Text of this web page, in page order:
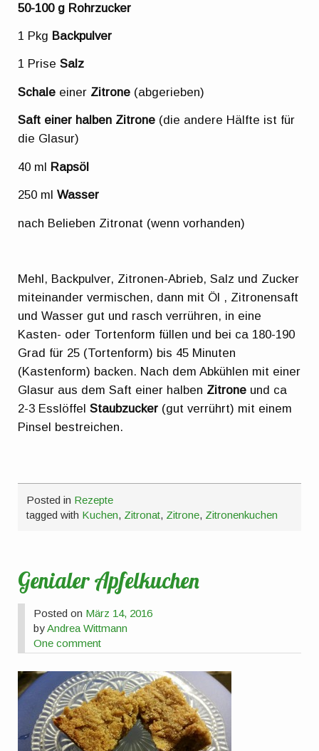
50-100 g Rohrzucker
1 Pkg Backpulver
1 PriseSalz
Schale einer Zitrone (abgerieben)
Saft einer halben Zitrone (die andere Hälfte ist für
die Glasur)
40 ml Rapsöl
250 mlWasser
nach Belieben Zitronat (wenn vorhanden)
Mehl, Backpulver, Zitronen-Abrieb, Salz und Zucker
miteinander vermischen, dann mit Öl , Zitronensaft
und Wasser gut und rasch verrühren, in eine
Kasten- oder Tortenform füllen und bei ca 180-190
Grad für 25 (Tortenform) bis 45 Minuten
(Kastenform) backen. Nach dem Abkühlen mit einer
Glasur aus dem Saft einer halben Zitrone und ca
2-3 EsslöffelStaubzucker (gut verrührt) mit einem
Pinsel bestreichen.
Posted in Rezepte
tagged with Kuchen, Zitronat, Zitrone, Zitronenkuchen
Genialer Apfelkuchen
Posted on März 14, 2016
byAndrea Wittmann
One comment